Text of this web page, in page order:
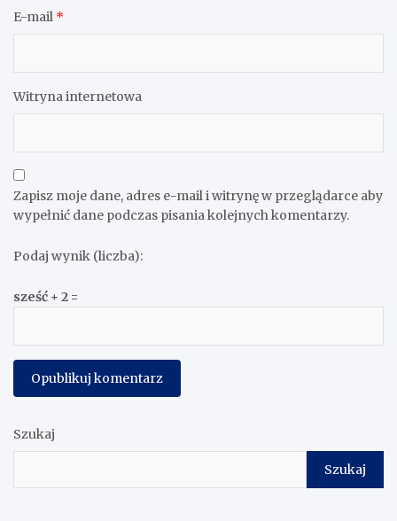
E-mail *
Witryna internetowa
Zapisz moje dane, adres e-mail i witrynę w przeglądarce aby
wypełnić dane podczas pisania kolejnych komentarzy.
Podaj wynik (liczba):
sześć + 2 =
Szukaj
Szukaj